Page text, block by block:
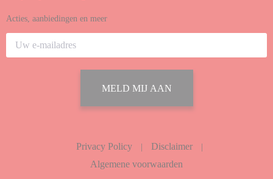
Acties, aanbiedingen en meer
MELD MIJ AAN
Privacy Policy Disclaimer
Algemene voorwaarden